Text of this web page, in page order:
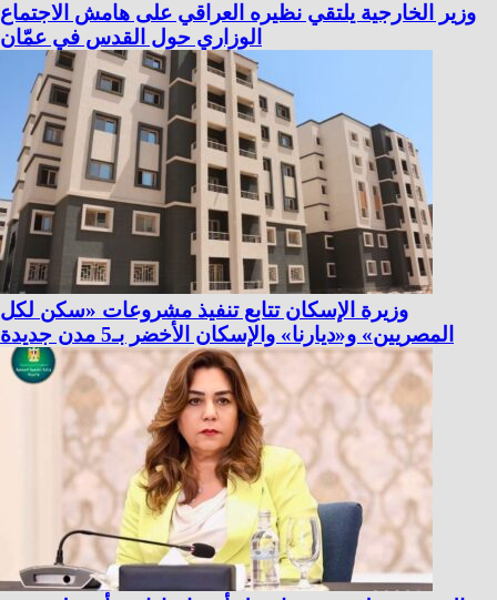
وزير الخارجية يلتقي نظيره العراقي على هامش الاجتماع
الوزاري حول القدس في عمّان
وزيرة الإسكان تتابع تنفيذ مشروعات «سكن لكل
المصريين» و«ديارنا» والإسكان الأخضر بـ5 مدن جديدة